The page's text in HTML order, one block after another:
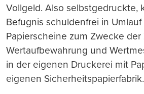
Vollgeld. Also selbstgedruckte,
Befugnis schuldenfrei in
Papierscheine zum Zwecke der
Wertaufbewahrung und
in der eigenen Druckerei mit
eigenen Sicherheitspapierfabrik.